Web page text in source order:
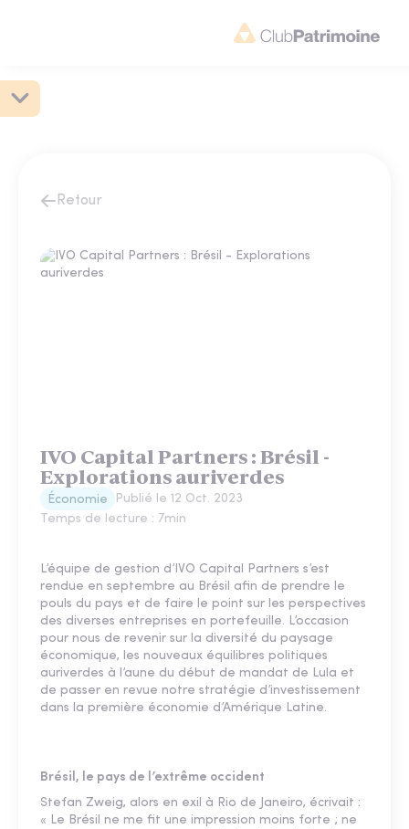
Retour
IVO Capital Partners : Brésil -
Explorations auriverdes
Économie Publié le 12 Oct. 2023
Temps de lecture : 7min
L’équipe de gestion d’IVO Capital Partners s’est
rendue en septembre au Brésil afin de prendre le
pouls du pays et de faire le point sur les perspectives
des diverses entreprises en portefeuille. L’occasion
pour nous de revenir sur la diversité du paysage
économique, les nouveaux équilibres politiques
auriverdes à l’aune du début de mandat de Lula et
de passer en revue notre stratégie d’investissement
dans la première économie d’Amérique Latine.
Brésil, le pays de l’extrême occident
Stefan Zweig, alors en exil à Rio de Janeiro, écrivait :
« Le Brésil ne me fit une impression moins forte ; ne